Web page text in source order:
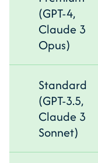
(GPT-4,
Claude 3
Opus)
Standard
(GPT-3.5,
Claude 3
Sonnet)